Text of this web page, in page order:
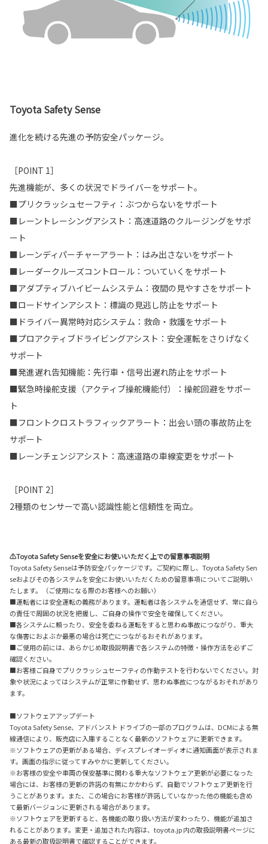
Toyota Safety Sense
進化を続ける先進の予防安全パッケージ。
［POINT 1］
先進機能が、多くの状況でドライバーをサポート。
■プリクラッシュセーフティ：ぶつからないをサポート
■レーントレーシングアシスト：高速道路のクルージングをサポ
ート
■レーンディパーチャーアラート：はみ出さないをサポート
■レーダークルーズコントロール：ついていくをサポート
■アダプティブハイビームシステム：夜間の見やすさをサポート
■ロードサインアシスト：標識の見逃し防止をサポート
■ドライバー異常時対応システム：救命・救護をサポート
■プロアクティブドライビングアシスト：安全運転をさりげなく
サポート
■発進遅れ告知機能：先行車・信号出遅れ防止をサポート
■緊急時操舵支援（アクティブ操舵機能付）：操舵回避をサポー
ト
■フロントクロストラフィックアラート：出会い頭の事故防止を
サポート
■レーンチェンジアシスト：高速道路の車線変更をサポート
［POINT 2］
2種類のセンサーで高い認識性能と信頼性を両立。
⚠Toyota Safety Senseを安全にお使いいただく上での留意事項説明
Toyota Safety Senseは予防安全パッケージです。ご契約に際し、Toyota Safety Sen
seおよびその各システムを安全にお使いいただくための留意事項についてご説明い
たします。（ご使用になる際のお客様へのお願い）
■運転者には安全運転の義務があります。運転者は各システムを過信せず、常に自ら
の責任で周囲の状況を把握し、ご自身の操作で安全を確保してください。
■各システムに頼ったり、安全を委ねる運転をすると思わぬ事故につながり、重大
な傷害におよぶか最悪の場合は死亡につながるおそれがあります。
■ご使用の前には、あらかじめ取扱説明書で各システムの特徴・操作方法を必ずご
確認ください。
■お客様ご自身でプリクラッシュセーフティの作動テストを行わないでください。対
象や状況によってはシステムが正常に作動せず、思わぬ事故につながるおそれがあり
ます。
■ソフトウェアアップデート
Toyota Safety Sense、アドバンスト ドライブの一部のプログラムは、DCMによる無
線通信により、販売店に入庫することなく最新のソフトウェアに更新できます。
※ソフトウェアの更新がある場合、ディスプレイオーディオに通知画面が表示されま
す。画面の指示に従ってすみやかに更新してください。
※お客様の安全や車両の保安基準に関わる重大なソフトウェア更新が必要になった
場合には、お客様の更新の許諾の有無にかかわらず、自動でソフトウェア更新を行
うことがあります。また、この場合にお客様が許諾していなかった他の機能も含め
て最新バージョンに更新される場合があります。
※ソフトウェアを更新すると、各機能の取り扱い方法が変わったり、機能が追加さ
れることがあります。変更・追加された内容は、toyota.jp 内の取扱説明書ページに
ある最新の取扱説明書で確認することができます。